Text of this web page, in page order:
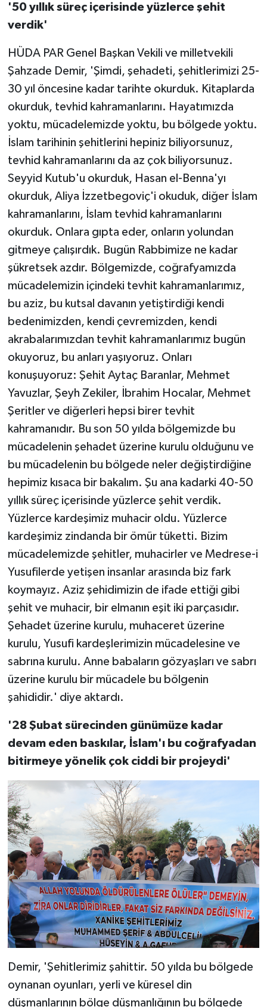
'50 yıllık süreç içerisinde yüzlerce şehit
verdik'
HÜDA PAR Genel Başkan Vekili ve milletvekili
Şahzade Demir, 'Şimdi, şehadeti, şehitlerimizi 25-
30 yıl öncesine kadar tarihte okurduk. Kitaplarda
okurduk, tevhid kahramanlarını. Hayatımızda
yoktu, mücadelemizde yoktu, bu bölgede yoktu.
İslam tarihinin şehitlerini hepiniz biliyorsunuz,
tevhid kahramanlarını da az çok biliyorsunuz.
Seyyid Kutub'u okurduk, Hasan el-Benna'yı
okurduk, Aliya İzzetbegoviç'i okuduk, diğer İslam
kahramanlarını, İslam tevhid kahramanlarını
okurduk. Onlara gıpta eder, onların yolundan
gitmeye çalışırdık. Bugün Rabbimize ne kadar
şükretsek azdır. Bölgemizde, coğrafyamızda
mücadelemizin içindeki tevhit kahramanlarımız,
bu aziz, bu kutsal davanın yetiştirdiği kendi
bedenimizden, kendi çevremizden, kendi
akrabalarımızdan tevhit kahramanlarımız bugün
okuyoruz, bu anları yaşıyoruz. Onları
konuşuyoruz: Şehit Aytaç Baranlar, Mehmet
Yavuzlar, Şeyh Zekiler, İbrahim Hocalar, Mehmet
Şeritler ve diğerleri hepsi birer tevhit
kahramanıdır. Bu son 50 yılda bölgemizde bu
mücadelenin şehadet üzerine kurulu olduğunu ve
bu mücadelenin bu bölgede neler değiştirdiğine
hepimiz kısaca bir bakalım. Şu ana kadarki 40-50
yıllık süreç içerisinde yüzlerce şehit verdik.
Yüzlerce kardeşimiz muhacir oldu. Yüzlerce
kardeşimiz zindanda bir ömür tüketti. Bizim
mücadelemizde şehitler, muhacirler ve Medrese-i
Yusufilerde yetişen insanlar arasında biz fark
koymayız. Aziz şehidimizin de ifade ettiği gibi
şehit ve muhacir, bir elmanın eşit iki parçasıdır.
Şehadet üzerine kurulu, muhaceret üzerine
kurulu, Yusufi kardeşlerimizin mücadelesine ve
sabrına kurulu. Anne babaların gözyaşları ve sabrı
üzerine kurulu bir mücadele bu bölgenin
şahididir.' diye aktardı.
'28 Şubat sürecinden günümüze kadar
devam eden baskılar, İslam'ı bu coğrafyadan
bitirmeye yönelik çok ciddi bir projeydi'
Demir, 'Şehitlerimiz şahittir. 50 yılda bu bölgede
oynanan oyunları, yerli ve küresel din
düşmanlarının bölge düşmanlığının bu bölgede